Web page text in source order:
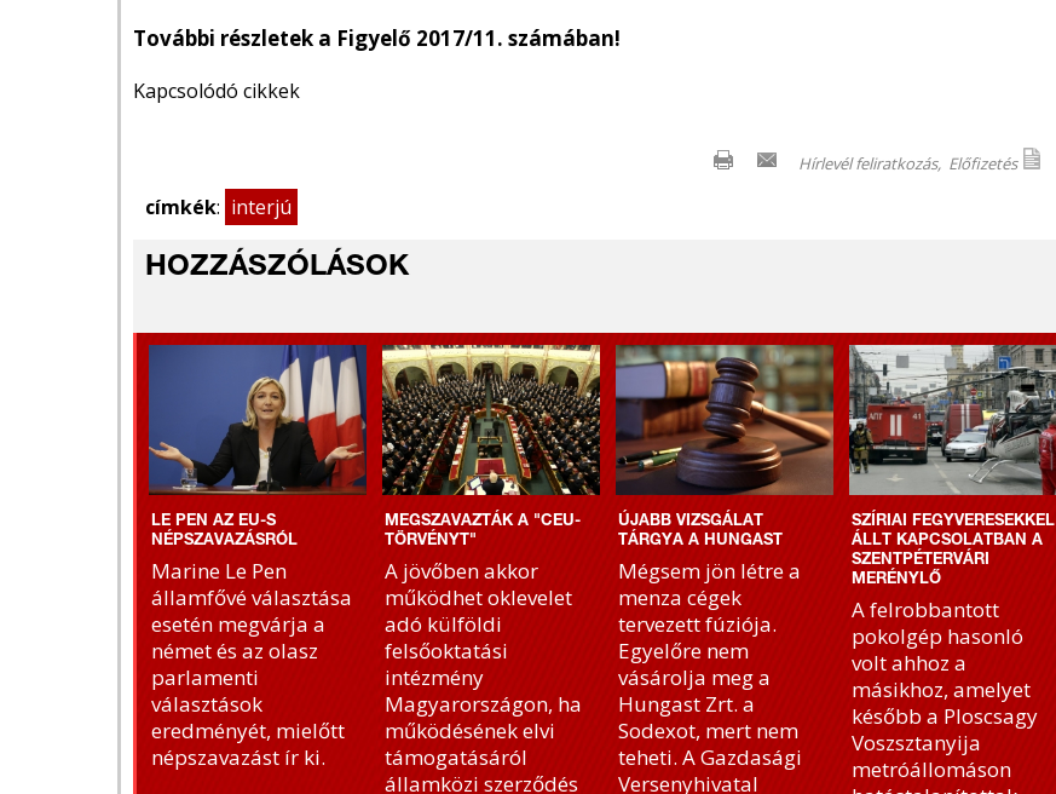
További részletek a Figyelő 2017/11. számában!
Kapcsolódó cikkek
Előfizetés
Hírlevél feliratkozás,
címkék: interjú
HOZZÁSZÓLÁSOK
LE PEN AZ EU-S
NÉPSZAVAZÁSRÓL
Marine Le Pen
államfővé választása
esetén megvárja a
német és az olasz
parlamenti
választások
eredményét, mielőtt
népszavazást ír ki.
MEGSZAVAZTÁK A "CEU-
TÖRVÉNYT"
A jövőben akkor
működhet oklevelet
adó külföldi
felsőoktatási
intézmény
Magyarországon, ha
működésének elvi
támogatásáról
államközi szerződés
ÚJABB VIZSGÁLAT
TÁRGYA A HUNGAST
Mégsem jön létre a
menza cégek
tervezett fúziója.
Egyelőre nem
vásárolja meg a
Hungast Zrt. a
Sodexot, mert nem
teheti. A Gazdasági
Versenyhivatal
SZÍRIAI FEGYVERESEKKEL
ÁLLT KAPCSOLATBAN A
SZENTPÉTERVÁRI
MERÉNYLŐ
A felrobbantott
pokolgép hasonló
volt ahhoz a
másikhoz, amelyet
később a Ploscsagy
Voszsztanyija
metróállomáson